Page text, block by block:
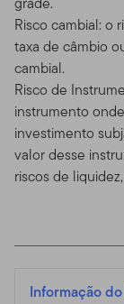
Risco cambial: o
taxa de câmbio
cambial.
Risco de
instrumento
investimento
valor desse
riscos de
Informação